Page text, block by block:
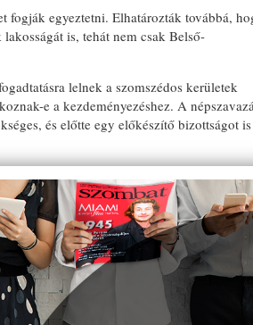
fogják egyeztetni. Elhatározták továbbá,
is, tehát nem csak Belső-
lelnek a szomszédos kerületek
e a kezdeményezéshez. A
és előtte egy előkészítő bizottságot